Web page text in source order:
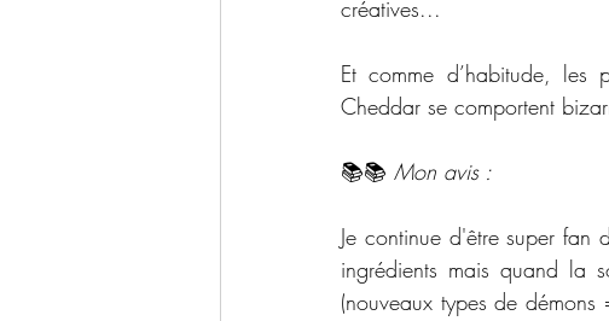
créatives...
Et comme d’habitude, les
Cheddar se comportent
📚📚 Mon avis :
Je continue d'être super fan
ingrédients mais quand la
(nouveaux types de